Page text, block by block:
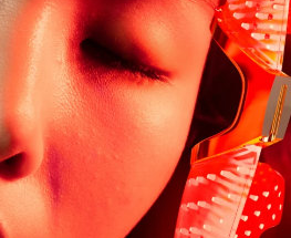
FAQ™ Pure Beauty-Tech
issa™ Teeth Whitening Set
Français
Italiano
Polski
Svenska
Türkçe
简体中文
发货国家